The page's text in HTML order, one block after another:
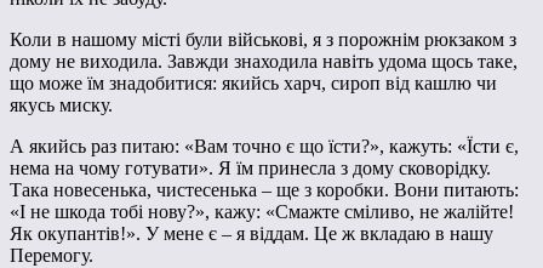
Коли в нашому місті були військові, я з порожнім рюкзаком з
дому не виходила. Завжди знаходила навіть удома щось таке,
що може їм знадобитися: якийсь харч, сироп від кашлю чи
якусь миску.
А якийсь раз питаю: «Вам точно є що їсти?», кажуть: «Їсти є,
нема на чому готувати». Я їм принесла з дому сковорідку.
Така новесенька, чистесенька – ще з коробки. Вони питають:
«І не шкода тобі нову?», кажу: «Смажте сміливо, не жалійте!
Як окупантів!». У мене є – я віддам. Це ж вкладаю в нашу
Перемогу.